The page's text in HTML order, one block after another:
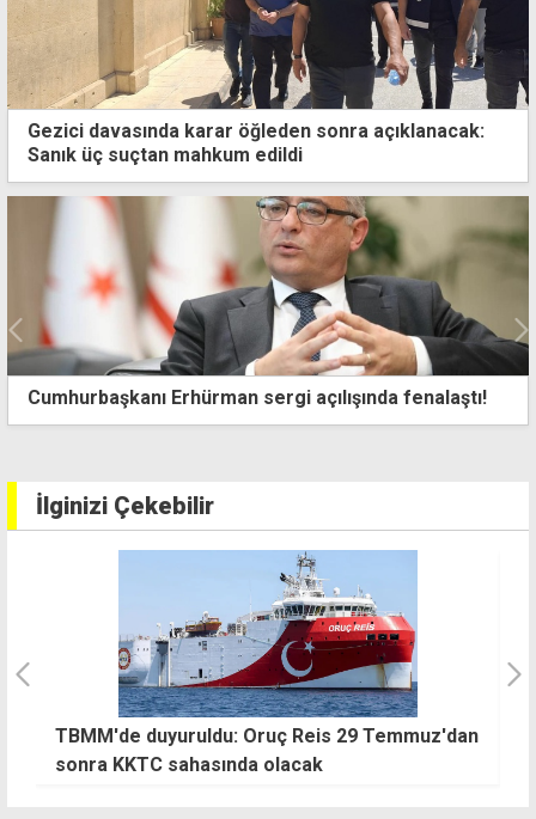
Gezici davasında karar öğleden sonra açıklanacak:
Sanık üç suçtan mahkum edildi
Cumhurbaşkanı Erhürman sergi açılışında fenalaştı!
İlginizi Çekebilir
TBMM'de duyuruldu: Oruç Reis 29 Temmuz'dan
sonra KKTC sahasında olacak